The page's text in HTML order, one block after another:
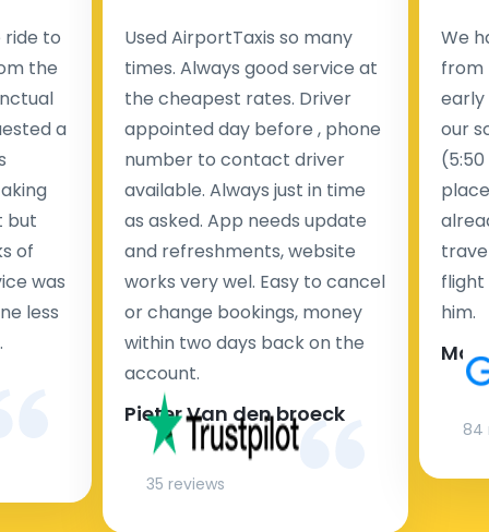
to
the
a
but
of
was
less
Used AirportTaxis so many
times. Always good service at
the cheapest rates. Driver
appointed day before , phone
number to contact driver
available. Always just in time
as asked. App needs update
and refreshments, website
works very wel. Easy to cancel
or change bookings, money
within two days back on the
account.
Pieter Van den broeck
35 reviews
We
from
early
our
flight
him.
84